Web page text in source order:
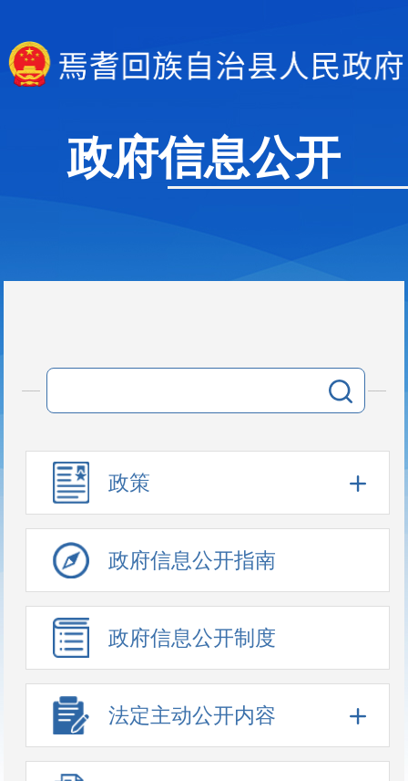
政府信息公开
政策
政府信息公开指南
政府信息公开制度
法定主动公开内容